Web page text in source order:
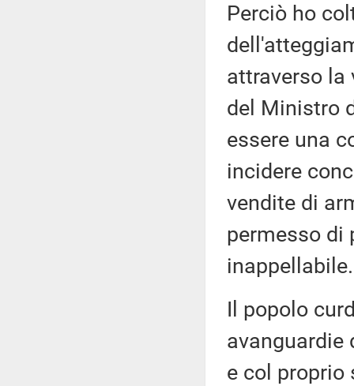
Perciò ho
attraverso la
del Ministro
essere una
incidere
vendite di
permesso di
inappellabile.
Il popolo
avanguardie
e col proprio